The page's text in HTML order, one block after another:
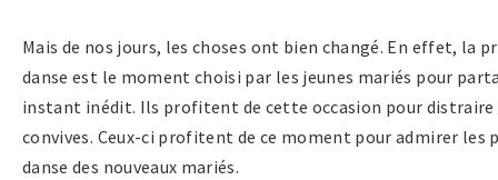
Mais de nos jours, les choses ont bien changé. En effet, la
danse est le moment choisi par les jeunes mariés pour
instant inédit. Ils profitent de cette occasion pour distraire
convives. Ceux-ci profitent de ce moment pour admirer les
danse des nouveaux mariés.